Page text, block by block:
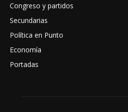
Congreso y partidos
Secundarias
Política en Punto
Economía
Portadas